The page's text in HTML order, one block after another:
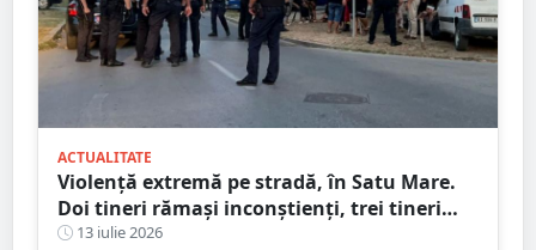
ACTUALITATE
Violență extremă pe stradă, în Satu Mare.
Doi tineri rămași inconștienți, trei tineri
reținuți, astăzi
13 iulie 2026